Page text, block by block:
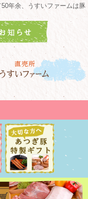
年余、うすいファームは豚